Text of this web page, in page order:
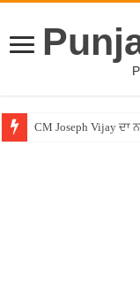
CM Joseph Vijay ਦਾ